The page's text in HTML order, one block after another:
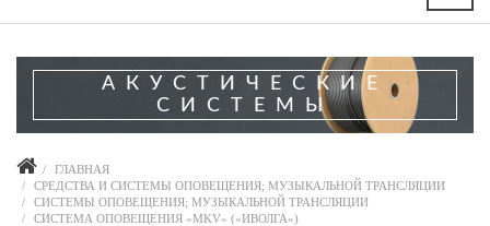
АКУСТИЧЕСКИЕ
СИСТЕМЫ
ГЛАВНАЯ
СРЕДСТВА И СИСТЕМЫ ОПОВЕЩЕНИЯ; МУЗЫКАЛЬНОЙ ТРАНСЛЯЦИИ
СИСТЕМЫ ОПОВЕЩЕНИЯ; МУЗЫКАЛЬНОЙ ТРАНСЛЯЦИИ
СИСТЕМА ОПОВЕЩЕНИЯ «MKV» («ИВОЛГА»)